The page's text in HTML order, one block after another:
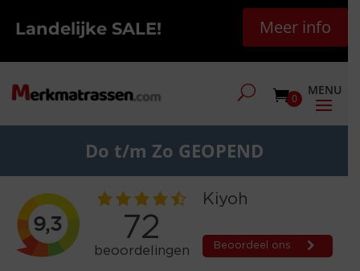
Landelijke SALE! Meer info
0
Do t/m Zo GEOPEND